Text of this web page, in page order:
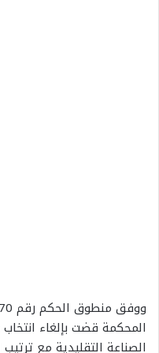
المحكمة قضت بإلغاء
الصناعة التقليدية مع